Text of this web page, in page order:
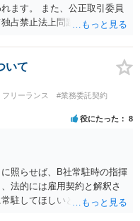
ます。 また、公正取引委員
占禁止法上問題となり得る
・独⽴した場合には芸能活
めさせること（優越的地位
事務所にも同様のことが言え
占禁止法上問題となり得ま
禁⽌法違反となるかどうか
ることとなる。例えば，優
与えるか否かは，課される
であるか，与える不利益の
じめ⼗分な協議が⾏われた
」という指摘もなされてい
情を具体的に検討して行く
と揉めるようであれば、弁
いて
リーランス
#業務委託契約
役にたった 8
照らせば、B社常駐時の指揮
法的には雇用契約と解釈さ
駐してほしいと先方が求め